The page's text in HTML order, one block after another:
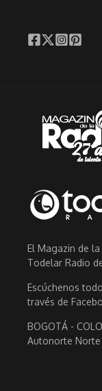
El Magazin de
Todelar Radio
Escúchenos
través de
BOGOTÁ -
Autonorte